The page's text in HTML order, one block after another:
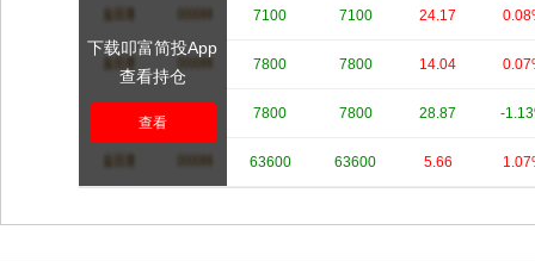
**** 7100 7100 24.17
**** **** 7800 7800 14.04
7800 7800 28.87 -
**** 63600 63600 5.66
下载叩富简投App
查看持仓
查看